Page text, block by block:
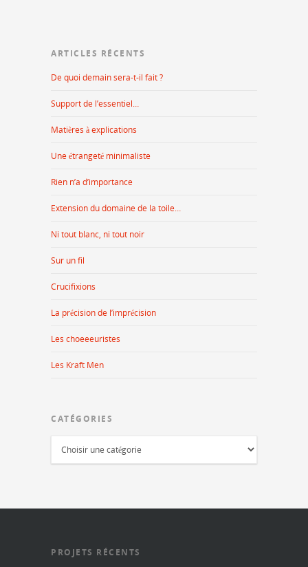
ARTICLES RÉCENTS
De quoi demain sera-t-il fait ?
Support de l’essentiel…
Matières à explications
Une étrangeté minimaliste
Rien n’a d’importance
Extension du domaine de la toile…
Ni tout blanc, ni tout noir
Sur un fil
Crucifixions
La précision de l’imprécision
Les choeeeuristes
Les Kraft Men
CATÉGORIES
PROJETS RÉCENTS